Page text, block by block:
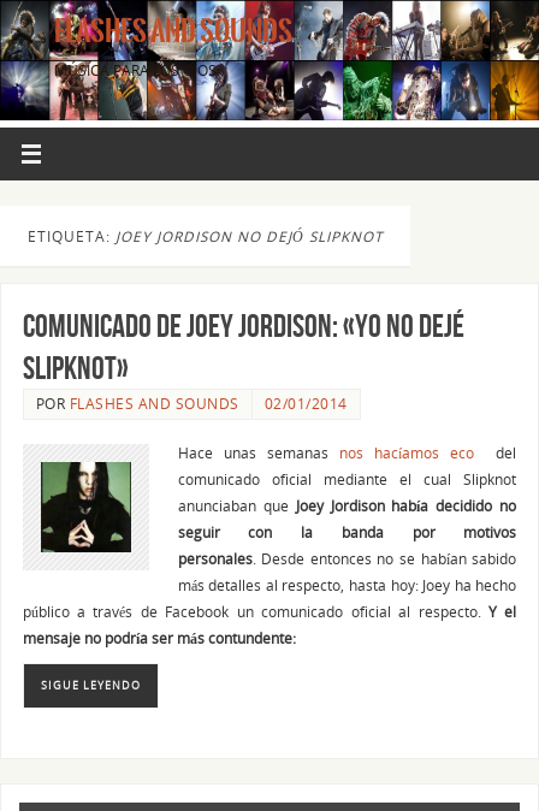
FLASHES AND SOUNDS
MÚSICA PARA LOS OJOS.
ETIQUETA: JOEY JORDISON NO DEJÓ SLIPKNOT
Comunicado de JOEY JORDISON: «Yo no dejé
SLIPKNOT»
POR FLASHES AND SOUNDS 02/01/2014
Hace unas semanas nos hacíamos eco del
comunicado oficial mediante el cual Slipknot
anunciaban que Joey Jordison había decidido no
seguir con la banda por motivos
personales. Desde entonces no se habían sabido
más detalles al respecto, hasta hoy: Joey ha hecho
público a través de Facebook un comunicado oficial al respecto.Y el
mensaje no podría ser más contundente:
SIGUE LEYENDO